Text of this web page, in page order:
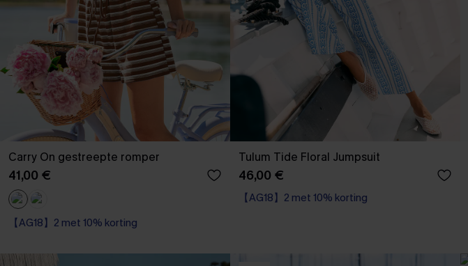
Carry On gestreepte romper
41,00 €
【AG18】2 met 10% korting
Tulum Tide Floral Jumpsuit
46,00 €
【AG18】2 met 10% korting